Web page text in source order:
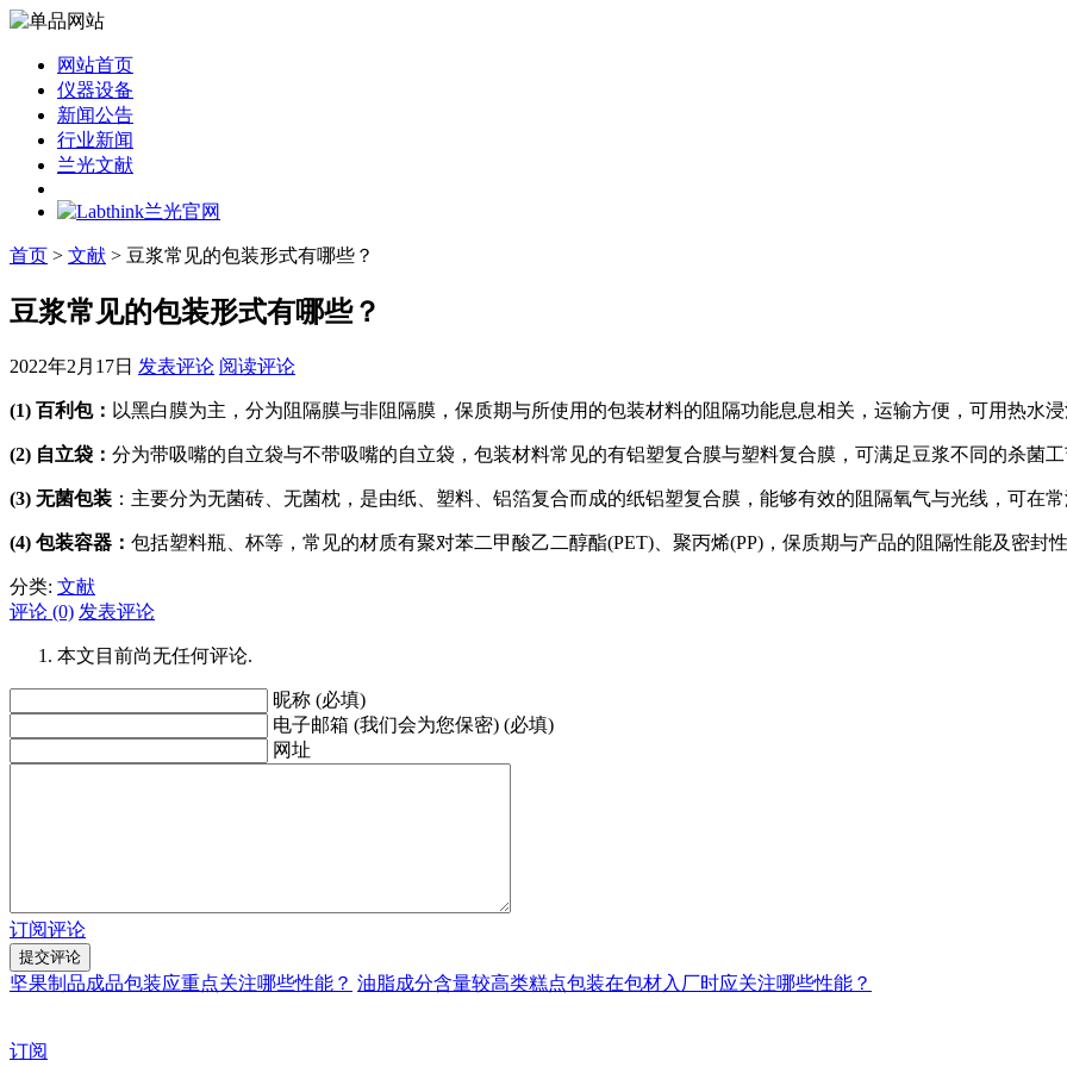
网站首页
仪器设备
新闻公告
行业新闻
兰光文献
首页 > 文献 > 豆浆常见的包装形式有哪些？
豆浆常见的包装形式有哪些？
2022年2月17日 发表评论 阅读评论
(1) 百利包： 以黑白膜为主，分为阻隔膜与非阻隔膜，保质期与所使用的包装材料的阻隔功能息息相关，运输方便，可用热水浸
(2) 自立袋： 分为带吸嘴的自立袋与不带吸嘴的自立袋，包装材料常见的有铝塑复合膜与塑料复合膜，可满足豆浆不同的杀菌工
(3) 无菌包装 ：主要分为无菌砖、无菌枕，是由纸、塑料、铝箔复合而成的纸铝塑复合膜，能够有效的阻隔氧气与光线，可在
(4) 包装容器： 包括塑料瓶、杯等，常见的材质有聚对苯二甲酸乙二醇酯(PET)、聚丙烯(PP)，保质期与产品的阻隔性能及密封性
分类: 文献
评论 (0) 发表评论
本文目前尚无任何评论.
昵称 (必填)
电子邮箱 (我们会为您保密) (必填)
网址
订阅评论
坚果制品成品包装应重点关注哪些性能？ 油脂成分含量较高类糕点包装在包材入厂时应关注哪些性能？
订阅